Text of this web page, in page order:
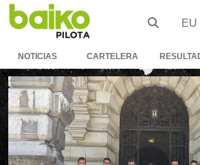
EU
NOTICIAS CARTELERA